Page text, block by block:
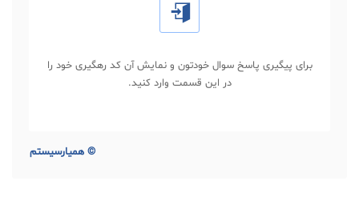
برای پیگیری پاسخ سوال خودتون و نمایش آن کد رهگیری خود را
در این قسمت وارد کنید.
© همیارسیستم